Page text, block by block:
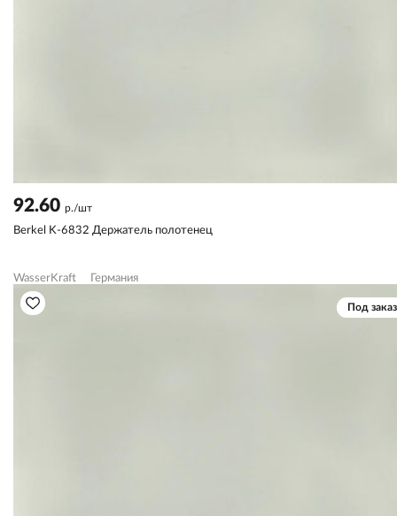
92.60 р./шт
Berkel K-6832 Держатель полотенец
WasserKraft Германия
Под заказ